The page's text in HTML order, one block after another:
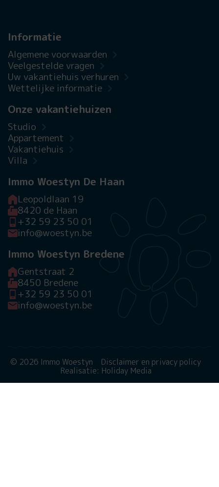
Informatie
Algemene voorwaarden
Veelgestelde vragen
Uw vakantiehuis verhuren
Wettelijke informatie
Onze vakantiehuizen
Studio
Appartement
Vakantiehuis
Villa
Immo Woestyn De Haan
Leopoldlaan 19
8420 de Haan
+32 59 23 50 01
info@woestyn.be
Immo Woestyn Bredene
Gentstraat 2
8450 Bredene
+32 59 23 50 01
info@woestyn.be
© 2026 Immo Woestyn
Disclaimer en privacy policy
Realisatie: Holiday Media